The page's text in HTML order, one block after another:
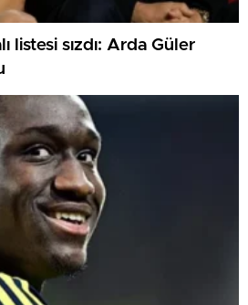
listesi sızdı: Arda Güler